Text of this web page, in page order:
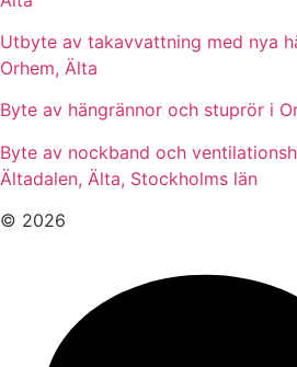
Utbyte av takavvattning med nya
Orhem, Älta
Byte av hängrännor och stuprör i
Byte av nockband och
Ältadalen, Älta, Stockholms län
© 2026